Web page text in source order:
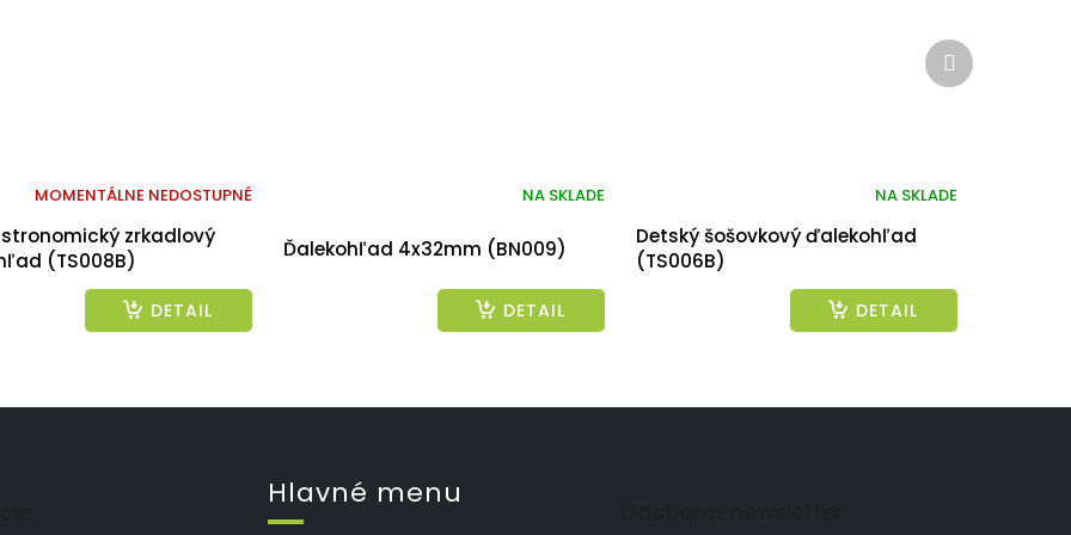
zrkadlový
(TS008B)
MOMENTÁLNE NEDOSTUPNÉ
DETAIL
Ďalekohľad 4x32mm (BN009)
NA SKLADE
DETAIL
Detský šošovkový ďalekohľad
(TS006B)
NA SKLADE
DETAIL
Ďalší
produkt
Hlavné menu